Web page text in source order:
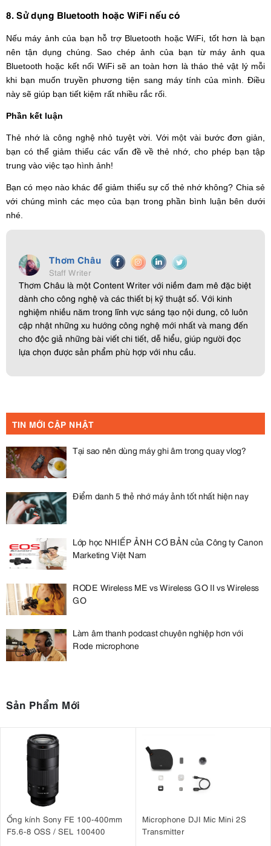
8. Sử dụng Bluetooth hoặc WiFi nếu có
Nếu máy ảnh của bạn hỗ trợ Bluetooth hoặc WiFi, tốt hơn là bạn
nên tận dụng chúng. Sao chép ảnh của bạn từ máy ảnh qua
Bluetooth hoặc kết nối WiFi sẽ an toàn hơn là tháo thẻ vật lý mỗi
khi bạn muốn truyền phương tiện sang máy tính của mình. Điều
này sẽ giúp bạn tiết kiệm rất nhiều rắc rối.
Phần kết luận
Thẻ nhớ là công nghệ nhỏ tuyệt vời. Với một vài bước đơn giản,
bạn có thể giảm thiểu các vấn đề về thẻ nhớ, cho phép bạn tập
trung vào việc tạo hình ảnh!
Bạn có mẹo nào khác để giảm thiểu sự cố thẻ nhớ không? Chia sẻ
với chúng mình các mẹo của bạn trong phần bình luận bên dưới
nhé.
Thơm Châu
Staff Writer
Thơm Châu là một Content Writer với niềm đam mê đặc biệt
dành cho công nghệ và các thiết bị kỹ thuật số. Với kinh
nghiệm nhiều năm trong lĩnh vực sáng tạo nội dung, cô luôn
cập nhật những xu hướng công nghệ mới nhất và mang đến
cho độc giả những bài viết chi tiết, dễ hiểu, giúp người đọc
lựa chọn được sản phẩm phù hợp với nhu cầu.
TIN MỚI CẬP NHẬT
Tại sao nên dùng máy ghi âm trong quay vlog?
Điểm danh 5 thẻ nhớ máy ảnh tốt nhất hiện nay
Lớp học NHIẾP ẢNH CƠ BẢN của Công ty Canon
Marketing Việt Nam
RODE Wireless ME vs Wireless GO II vs Wireless
GO
Làm âm thanh podcast chuyên nghiệp hơn với
Rode microphone
Sản Phẩm Mới
Ống kính Sony FE 100-400mm
F5.6-8 OSS / SEL 100400
Microphone DJI Mic Mini 2S
Transmitter